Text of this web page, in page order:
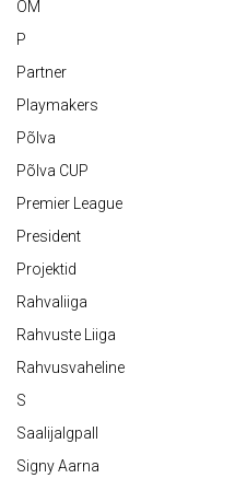
OM
P
Partner
Playmakers
Põlva
Põlva CUP
Premier League
President
Projektid
Rahvaliiga
Rahvuste Liiga
Rahvusvaheline
S
Saalijalgpall
Signy Aarna